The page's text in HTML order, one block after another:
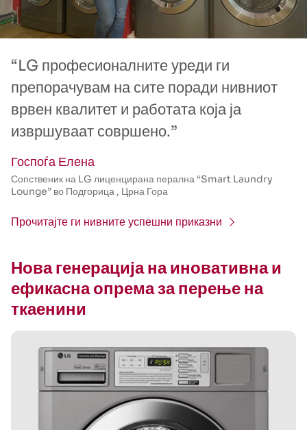
“LG професионалните уреди ги
препорачувам на сите поради нивниот
врвен квалитет и работата која ја
извршуваат совршено.”
Госпоѓа Елена
Сопственик на LG лиценцирана перална “Smart Laundry
Lounge” во Подгорица , Црна Гора
Прочитајте ги нивните успешни приказни
Нова генерација на иновативна и
ефикасна опрема за перење на
ткаенини